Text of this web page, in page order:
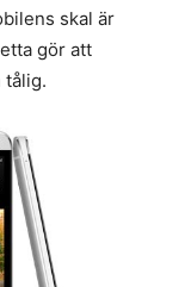
skal är
gör att
tålig.